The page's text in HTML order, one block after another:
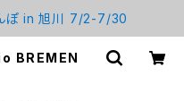
ぽ in 旭川 7/2-7/30
BREMEN